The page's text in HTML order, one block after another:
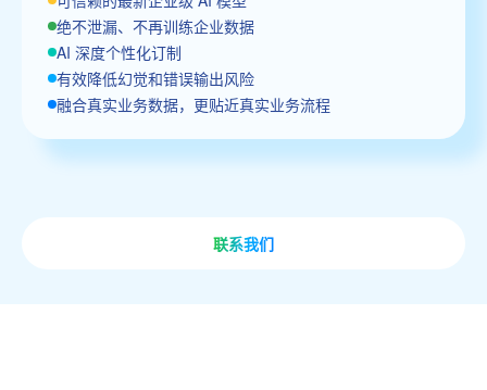
绝不泄漏、不再训练企业数据
AI 深度个性化订制
有效降低幻觉和错误输出风险
融合真实业务数据，更贴近真实业务流程
联系我们